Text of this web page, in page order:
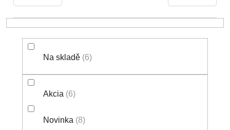
K
Na skladě 6
Akcia 6
Novinka 8